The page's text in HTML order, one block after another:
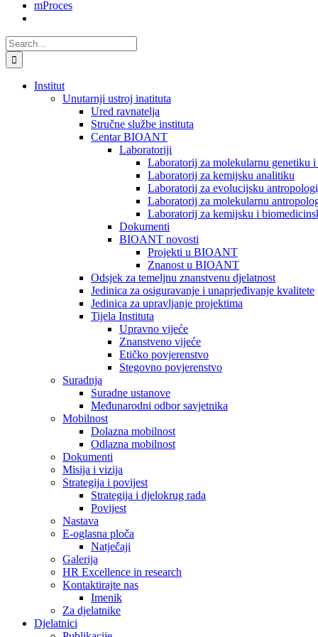
mProces
Search
for:
Institut
Unutarnji ustroj inatituta
Ured ravnatelja
Stručne službe instituta
Centar BIOANT
Laboratoriji
Laboratorij za molekularnu genetiku
Laboratorij za kemijsku analitiku
Laboratorij za evolucijsku
Laboratorij za molekularnu
Laboratorij za kemijsku i
Dokumenti
BIOANT novosti
Projekti u BIOANT
Znanost u BIOANT
Odsjek za temeljnu znanstvenu djelatnost
Jedinica za osiguravanje i unaprjeđivanje kvalitete
Jedinica za upravljanje projektima
Tijela Instituta
Upravno vijeće
Znanstveno vijeće
Etičko povjerenstvo
Stegovno povjerenstvo
Suradnja
Suradne ustanove
Međunarodni odbor savjetnika
Mobilnost
Dolazna mobilnost
Odlazna mobilnost
Dokumenti
Misija i vizija
Strategija i povijest
Strategija i djelokrug rada
Povijest
Nastava
E-oglasna ploča
Natječaji
Galerija
HR Excellence in research
Kontaktirajte nas
Imenik
Za djelatnike
Djelatnici